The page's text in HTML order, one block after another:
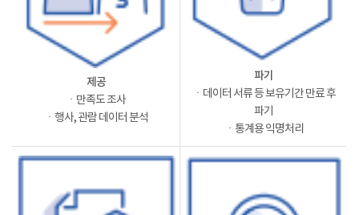
제공
ㆍ만족도 조사
ㆍ행사, 관람 데이터 분석
파기
ㆍ데이터 서류 등 보유기간 만료 후
파기
ㆍ통계용 익명처리